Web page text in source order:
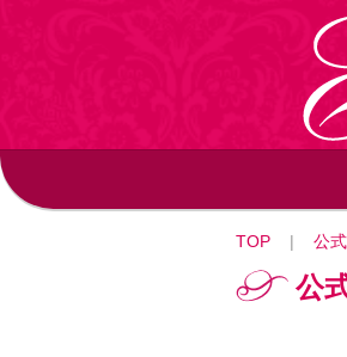
TOP | 公
公